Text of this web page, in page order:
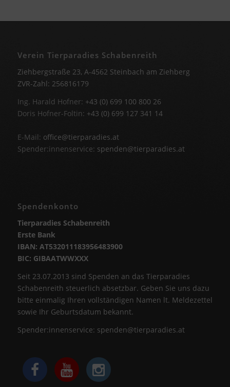
Verein Tierparadies Schabenreith
Ziehbergstraße 23, A-4562 Steinbach am Ziehberg
ZVR-Zahl: 256816179
Ing. Harald Hofner: +43 (0) 699 100 800 26
Doris Hofner-Foltin: +43 (0) 699 127 341 14
E-Mail: office@tierparadies.at
Spender:innenservice: spenden@tierparadies.at
Spendenkonto
Tierparadies Schabenreith
Erste Bank
IBAN: AT532011183956483900
BIC: GIBAATWWXXX
Seit 23.07.2013 sind Spenden an das Tierparadies
Schabenreith steuerlich absetzbar. Geben Sie uns dazu
bitte einmalig Ihren vollständigen Namen lt. Meldezettel
sowie Ihr Geburtsdatum bekannt.
Spender:innenservice: spenden@tierparadies.at